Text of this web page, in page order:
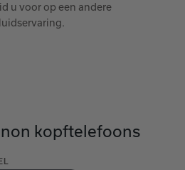
u voor op een andere
kopftelefoons